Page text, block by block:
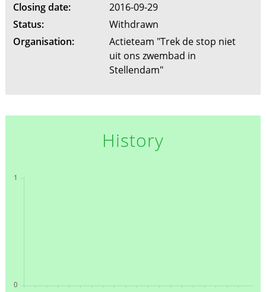
Closing date:
2016-09-29
Status:
Withdrawn
Organisation:
Actieteam "Trek de stop niet
uit ons zwembad in
Stellendam"
History